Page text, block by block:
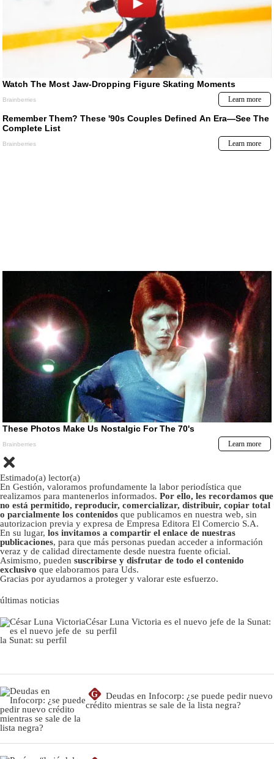
Estimado(a) lector(a)
En Gestión, valoramos profundamente la labor periodística que
realizamos para mantenerlos informados. Por ello, les recordamos que
no está permitido, reproducir, comercializar, distribuir, copiar total
o parcialmente los contenidos que publicamos en nuestra web, sin
autorizacion previa y expresa de Empresa Editora El Comercio S.A.
En su lugar, los invitamos a compartir el enlace de nuestras
publicaciones, para que más personas puedan acceder a información
veraz y de calidad directamente desde nuestra fuente oficial.
Asimismo, pueden suscribirse y disfrutar de todo el contenido
exclusivo que elaboramos para Uds.
Gracias por ayudarnos a proteger y valorar este esfuerzo.
últimas noticias
César Luna Victoria es el nuevo jefe de la Sunat:
su perfil
G
Deudas en Infocorp: ¿se puede pedir nuevo
crédito mientras se sale de la lista negra?